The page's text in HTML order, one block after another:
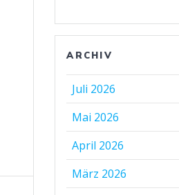
ARCHIV
Juli 2026
Mai 2026
April 2026
März 2026